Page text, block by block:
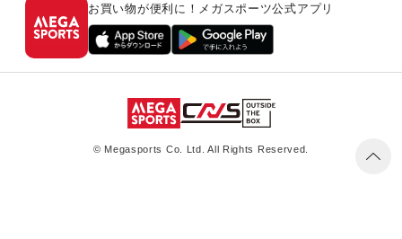
お買い物が便利に！メガスポーツ公式アプリ
© Megasports Co. Ltd. All Rights Reserved.